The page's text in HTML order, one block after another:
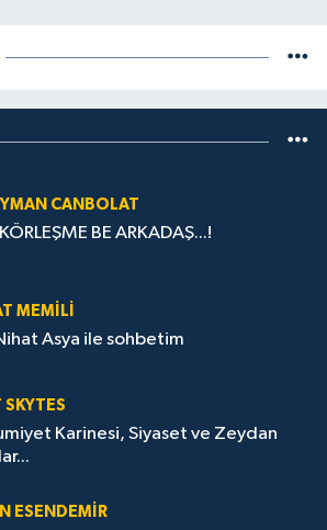
CANBOLAT
NANKÖRLEŞME BE ARKADAŞ...!
MEMILI
Asya ile sohbetim
SKYTES
Karinesi, Siyaset ve Zeydan
ESENDEMIR